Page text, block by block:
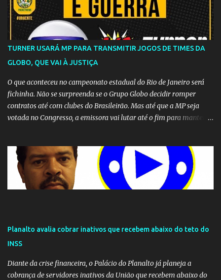
TURNER USARÁ MP PARA TRANSMITIR JOGOS DE TIMES DA
GLOBO, QUE VAI À JUSTIÇA
O que aconteceu no campeonato estadual do Rio de Janeiro será
fichinha. Não se surpreenda se o Grupo Globo decidir romper
contratos até com clubes do Brasileirão. Mas até que a MP seja
votada no Congresso, a emissora vai lutar até o fim para manter o
Planalto avalia cobrar inativos que recebem abaixo do teto do
INSS
Diante da crise financeira, o Palácio do Planalto já planeja a
cobrança de servidores inativos da União que recebem abaixo do